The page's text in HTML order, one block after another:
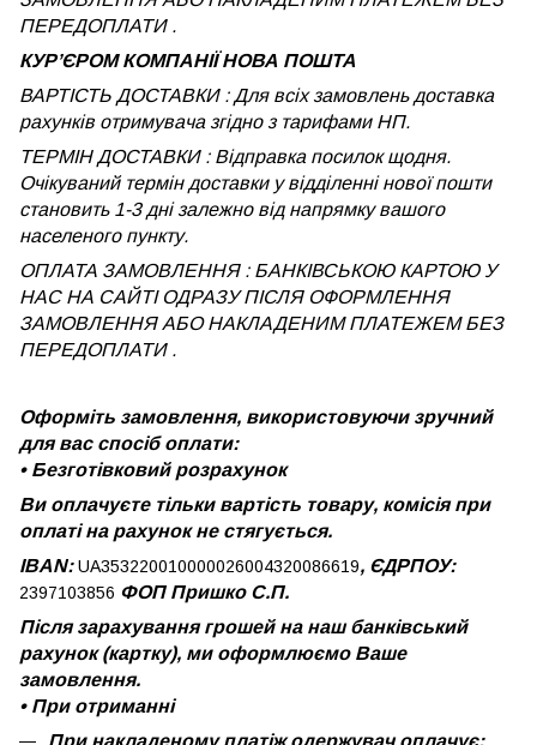
ПЕРЕДОПЛАТИ .
КУРʼЄРОМ КОМПАНІЇ НОВА ПОШТА
ВАРТІСТЬ ДОСТАВКИ : Для всіх замовлень доставка
рахунків отримувача згідно з тарифами НП.
ТЕРМІН ДОСТАВКИ : Відправка посилок щодня.
Очікуваний термін доставки у відділенні нової пошти
становить 1-3 дні залежно від напрямку вашого
населеного пункту.
ОПЛАТА ЗАМОВЛЕННЯ : БАНКІВСЬКОЮ КАРТОЮ У
НАС НА САЙТІ ОДРАЗУ ПІСЛЯ ОФОРМЛЕННЯ
ЗАМОВЛЕННЯ АБО НАКЛАДЕНИМ ПЛАТЕЖЕМБЕЗ
ПЕРЕДОПЛАТИ .
Оформіть замовлення, використовуючи зручний
для вас спосіб оплати:
• Безготівковий розрахунок
Ви оплачуєте тільки вартість товару, комісія при
оплаті на рахунок не стягується.
IBAN:UA353220010000026004320086619, ЄДРПОУ:
2397103856 ФОП Пришко С.П.
Після зарахування грошей на наш банківський
рахунок (картку), ми оформлюємо Ваше
замовлення.
•При отриманні
При накладеному платіж одержувач оплачує: